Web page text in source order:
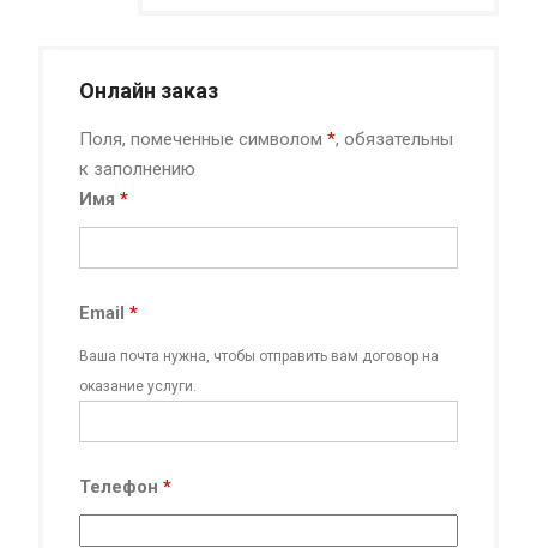
Онлайн заказ
Поля, помеченные символом *, обязательны
к заполнению
Имя *
Email *
Ваша почта нужна, чтобы отправить вам договор на
оказание услуги.
Телефон *